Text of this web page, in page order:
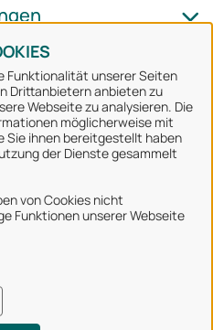
Funktionalität unserer Seiten
Drittanbietern anbieten zu
Webseite zu analysieren. Die
möglicherweise mit
Sie ihnen bereitgestellt haben
der Dienste gesammelt
von Cookies nicht
Funktionen unserer Webseite